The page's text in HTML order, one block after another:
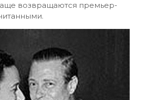
возвращаются премьер-